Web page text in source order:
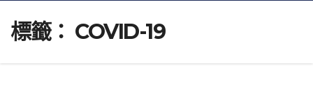
標籤： COVID-19